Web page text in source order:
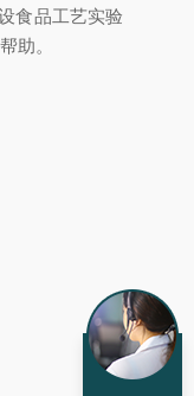
食品工艺实验
助。